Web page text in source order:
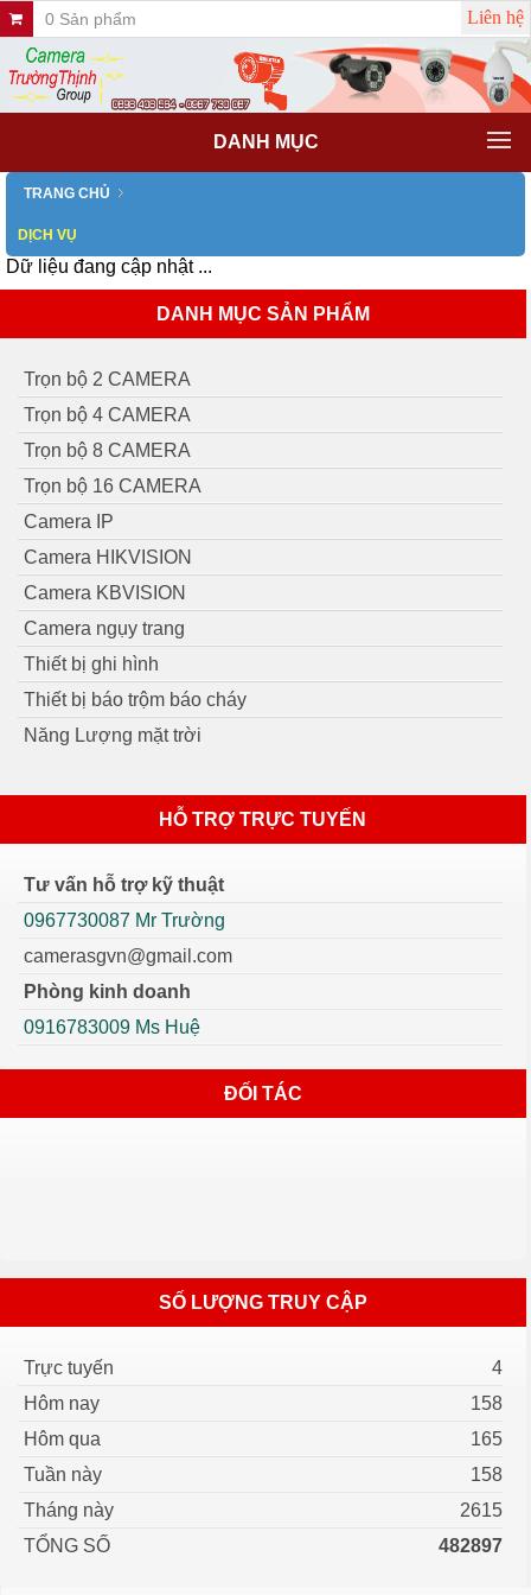
0 Sản phẩm Liên hệ
DANH MỤC
TRANG CHỦ
DỊCH VỤ
Dữ liệu đang cập nhật ...
DANH MỤC SẢN PHẨM
Trọn bộ 2 CAMERA
Trọn bộ 4 CAMERA
Trọn bộ 8 CAMERA
Trọn bộ 16 CAMERA
Camera IP
Camera HIKVISION
Camera KBVISION
Camera ngụy trang
Thiết bị ghi hình
Thiết bị báo trộm báo cháy
Năng Lượng mặt trời
HỖ TRỢ TRỰC TUYẾN
Tư vấn hỗ trợ kỹ thuật
0967730087 Mr Trường
camerasgvn@gmail.com
Phòng kinh doanh
0916783009 Ms Huệ
ĐỐI TÁC
SỐ LƯỢNG TRUY CẬP
Trực tuyến
4
Hôm nay
158
Hôm qua
165
Tuần này
158
Tháng này
2615
TỔNG SỐ
482897